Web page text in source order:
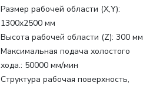
Размер рабочей области (Х,Y):
1300x2500 мм
Высота рабочей области (Z): 300 мм
Максимальная подача холостого
хода.: 50000 мм/мин
Структура рабочая поверхность,